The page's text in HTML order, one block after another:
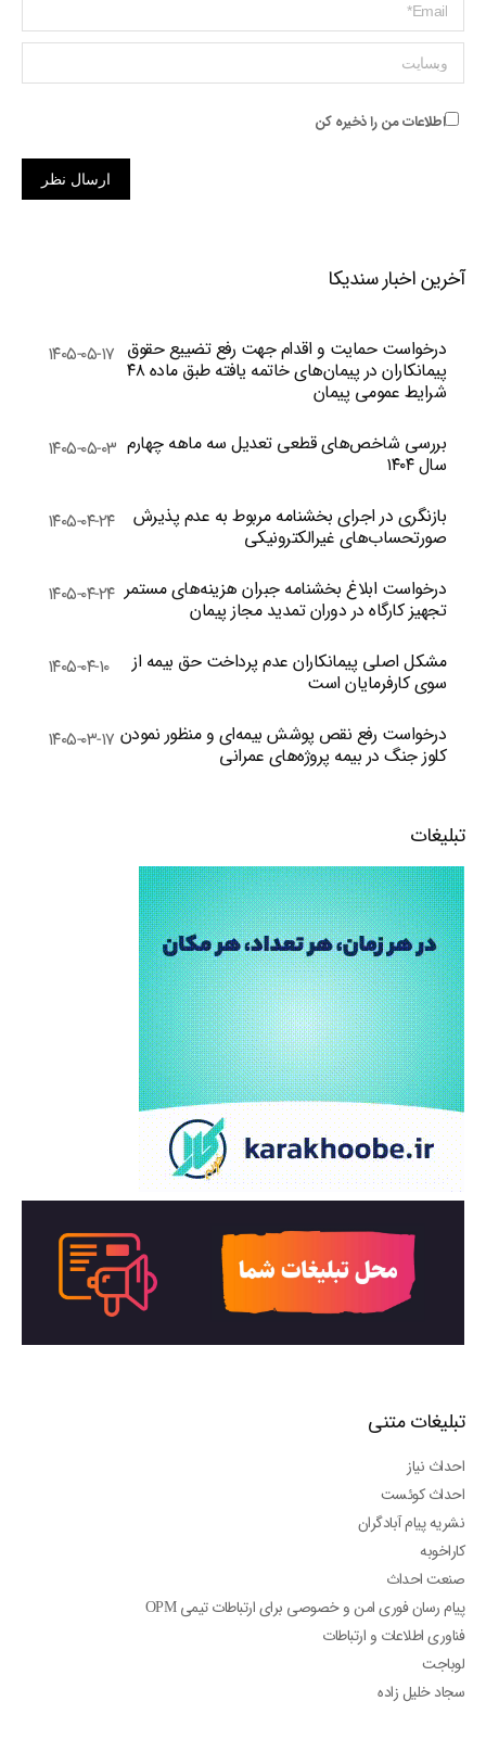
ایمیل *
وبسایت
اطلاعات من را ذخیره کن
ارسال نظر
آخرین اخبار سندیکا
درخواست حمایت و اقدام جهت رفع تضییع حقوق
پیمانکاران در پیمان‌های خاتمه یافته طبق ماده ۴۸
شرایط عمومی پیمان
۱۴۰۵-۰۵-۱۷
بررسی شاخص‌های قطعی تعدیل سه ماهه چهارم
سال ۱۴۰۴
۱۴۰۵-۰۵-۰۳
بازنگری در اجرای بخشنامه مربوط به عدم پذیرش
صورتحساب‌های غیرالکترونیکی
۱۴۰۵-۰۴-۲۴
درخواست ابلاغ بخشنامه جبران هزینه‌های مستمر
تجهیز کارگاه در دوران تمدید مجاز پیمان
۱۴۰۵-۰۴-۲۴
مشکل اصلی پیمانکاران عدم پرداخت حق بیمه از
سوی کارفرمایان است
۱۴۰۵-۰۴-۱۰
درخواست رفع نقص پوشش بیمه‌ای و منظور نمودن
کلوز جنگ در بیمه پروژه‌های عمرانی
۱۴۰۵-۰۳-۱۷
تبلیغات
تبلیغات متنی
احداث نیاز
احداث کوئست
نشریه پیام آبادگران
کاراخوبه
صنعت احداث
پیام رسان فوری امن و خصوصی برای ارتباطات تیمی OPM
فناوری اطلاعات و ارتباطات
لوباجت
سجاد خلیل زاده